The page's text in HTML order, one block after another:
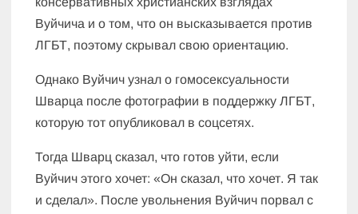
Вуйчича и о том, что он высказывается против
ЛГБТ, поэтому скрывал свою ориентацию.
Однако Вуйчич узнал о гомосексуальности
Шварца после фотографии в поддержку ЛГБТ,
которую тот опубликовал в соцсетях.
Тогда Шварц сказал, что готов уйти, если
Вуйчич этого хочет: «Он сказал, что хочет. Я так
и сделал». После увольнения Вуйчич порвал с